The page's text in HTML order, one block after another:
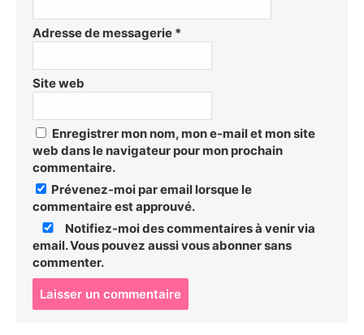
Adresse de messagerie *
Site web
Enregistrer mon nom, mon e-mail et mon site
web dans le navigateur pour mon prochain
commentaire.
Prévenez-moi par email lorsque le
commentaire est approuvé.
Notifiez-moi des commentaires à venir via
email. Vous pouvez aussivous abonnersans
commenter.